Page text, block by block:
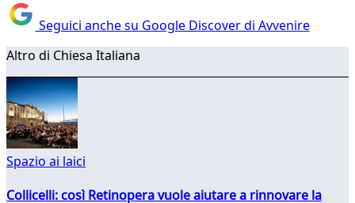
Seguici anche su Google Discover di Avvenire
Altro di Chiesa Italiana
Spazio ai laici
Collicelli: così Retinopera vuole aiutare a rinnovare la